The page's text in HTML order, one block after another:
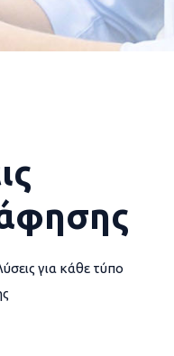
για κάθε τύπο